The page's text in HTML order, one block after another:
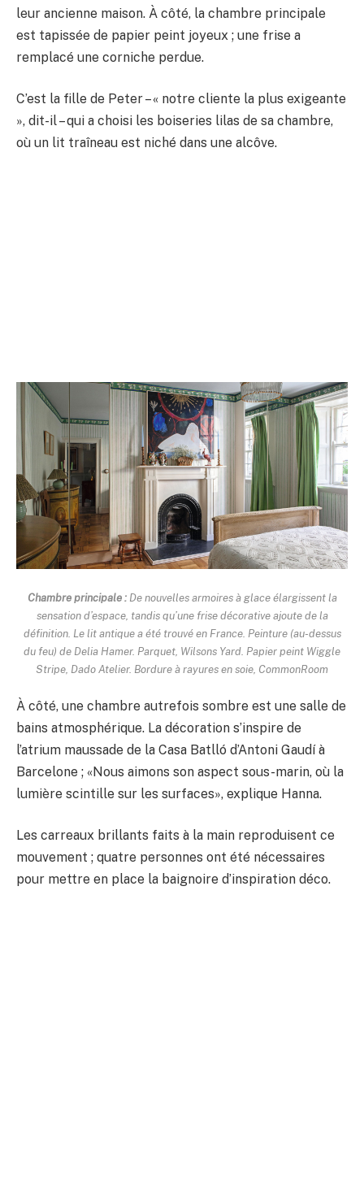
leur ancienne maison. À côté, la chambre principale
est tapissée de papier peint joyeux ; une frise a
remplacé une corniche perdue.
C’est la fille de Peter – « notre cliente la plus exigeante
», dit-il – qui a choisi les boiseries lilas de sa chambre,
où un lit traîneau est niché dans une alcôve.
Chambre principale :De nouvelles armoires à glace élargissent la
sensation d’espace, tandis qu’une frise décorative ajoute de la
définition. Le lit antique a été trouvé en France. Peinture (au-dessus
du feu) de Delia Hamer. Parquet, Wilsons Yard. Papier peint Wiggle
Stripe, Dado Atelier. Bordure à rayures en soie, CommonRoom
À côté, une chambre autrefois sombre est une salle de
bains atmosphérique. La décoration s’inspire de
l’atrium maussade de la Casa Batlló d’Antoni Gaudí à
Barcelone ; «Nous aimons son aspect sous-marin, où la
lumière scintille sur les surfaces», explique Hanna.
Les carreaux brillants faits à la main reproduisent ce
mouvement ; quatre personnes ont été nécessaires
pour mettre en place la baignoire d’inspiration déco.